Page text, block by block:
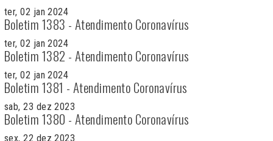
ter, 02 jan 2024
Boletim 1383 - Atendimento Coronavírus
ter, 02 jan 2024
Boletim 1382 - Atendimento Coronavírus
ter, 02 jan 2024
Boletim 1381 - Atendimento Coronavírus
sab, 23 dez 2023
Boletim 1380 - Atendimento Coronavírus
sex, 22 dez 2023